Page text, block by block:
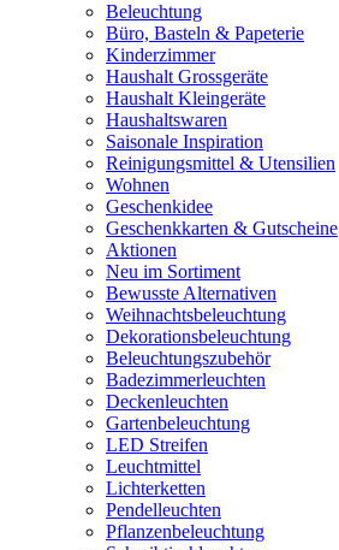
Beleuchtung
Büro, Basteln & Papeterie
Kinderzimmer
Haushalt Grossgeräte
Haushalt Kleingeräte
Haushaltswaren
Saisonale Inspiration
Reinigungsmittel & Utensilien
Wohnen
Geschenkidee
Geschenkkarten & Gutscheine
Aktionen
Neu im Sortiment
Bewusste Alternativen
Weihnachtsbeleuchtung
Dekorationsbeleuchtung
Beleuchtungszubehör
Badezimmerleuchten
Deckenleuchten
Gartenbeleuchtung
LED Streifen
Leuchtmittel
Lichterketten
Pendelleuchten
Pflanzenbeleuchtung